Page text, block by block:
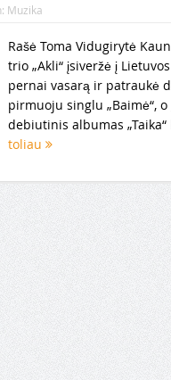
Muzika
Rašė Toma Vidugirytė
trio „Akli“ įsiveržė į
pernai vasarą ir patraukė
pirmuoju singlu „Baimė“,
debiutinis albumas „Taika“
toliau